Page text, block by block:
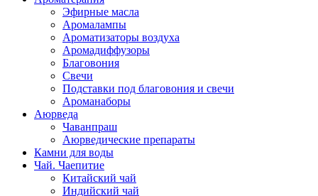
Эфирные масла
Аромалампы
Ароматизаторы воздуха
Аромадиффузоры
Благовония
Свечи
Подставки под благовония и свечи
Ароманаборы
Аюрведа
Чаванпраш
Аюрведические препараты
Камни для воды
Чай. Чаепитие
Китайский чай
Индийский чай